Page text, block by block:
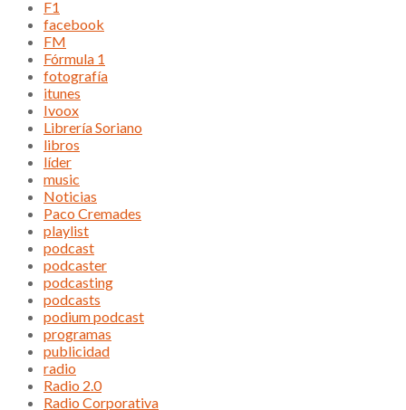
F1
facebook
FM
Fórmula 1
fotografía
itunes
Ivoox
Librería Soriano
libros
líder
music
Noticias
Paco Cremades
playlist
podcast
podcaster
podcasting
podcasts
podium podcast
programas
publicidad
radio
Radio 2.0
Radio Corporativa